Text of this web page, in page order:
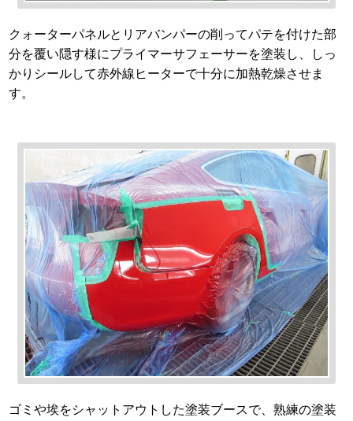
クォーターパネルとリアバンパーの削ってパテを付けた部
分を覆い隠す様にプライマーサフェーサーを塗装し、しっ
かりシールして赤外線ヒーターで十分に加熱乾燥させま
す。
ゴミや埃をシャットアウトした塗装ブースで、熟練の塗装